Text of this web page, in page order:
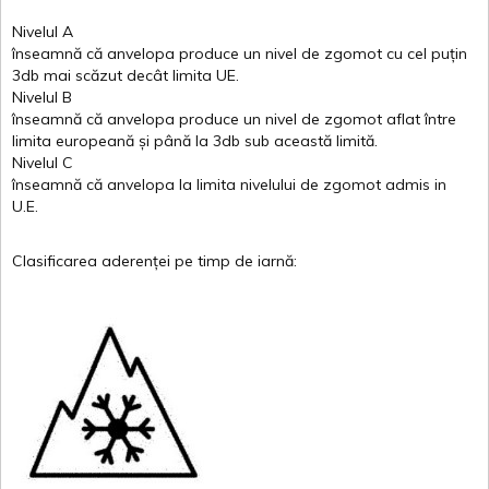
Nivelul A
înseamnă că anvelopa produce un nivel de zgomot cu cel puțin
3db mai scăzut decât limita UE.
Nivelul B
înseamnă că anvelopa produce un nivel de zgomot aflat între
limita europeană și până la 3db sub această limită.
Nivelul C
înseamnă că anvelopa la limita nivelului de zgomot admis in
U.E.
Clasificarea aderenței pe timp de iarnă: